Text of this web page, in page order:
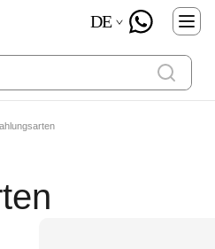
DE